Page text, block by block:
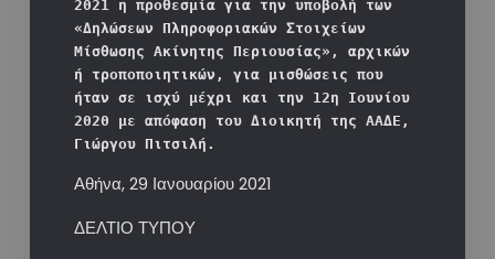
2021 η προθεσμία για την υποβολή των
«Δηλώσεων Πληροφοριακών Στοιχείων
Μίσθωσης Ακίνητης Περιουσίας», αρχικών
ή τροποποιητικών, για μισθώσεις που
ήταν σε ισχύ μέχρι και την 12η Ιουνίου
2020 με απόφαση του Διοικητή της ΑΑΔΕ,
Γιώργου Πιτσιλή.
Αθήνα, 29 Ιανουαρίου 2021
ΔΕΛΤΙΟ ΤΥΠΟΥ